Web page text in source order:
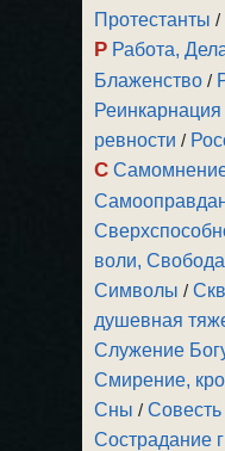
Протестанты /
Р Работа,
Блаженство /
Реинкарнация
ревности /
С
воли, Свобода
Символы /
душевная
Служение
Смирение,
Сны /Совесть
Сострадание